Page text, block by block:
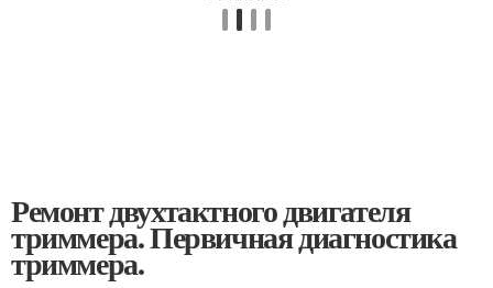
Ремонт двухтактного двигателя
триммера. Первичная диагностика
триммера.